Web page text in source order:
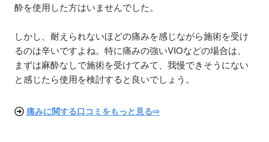
酔を使用した方はいませんでした。
しかし、耐えられないほどの痛みを感じながら施術を受け
るのは辛いですよね。特に痛みの強いVIOなどの場合は、
まずは麻酔なしで施術を受けてみて、我慢できそうにない
と感じたら使用を検討すると良いでしょう。
痛みに関する口コミをもっと見る⇨